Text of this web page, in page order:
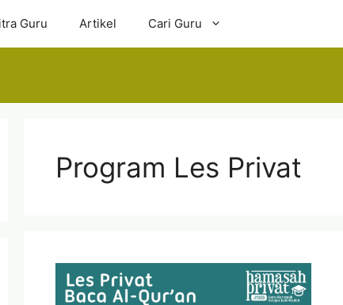
Guru Artikel Cari Guru
Program Les Privat